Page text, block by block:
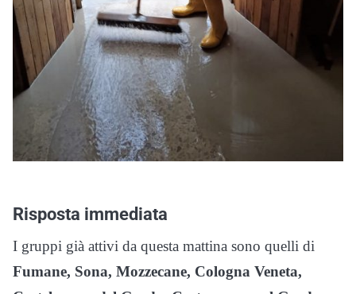
Risposta immediata
I gruppi già attivi da questa mattina sono quelli di
Fumane, Sona, Mozzecane, Cologna Veneta,